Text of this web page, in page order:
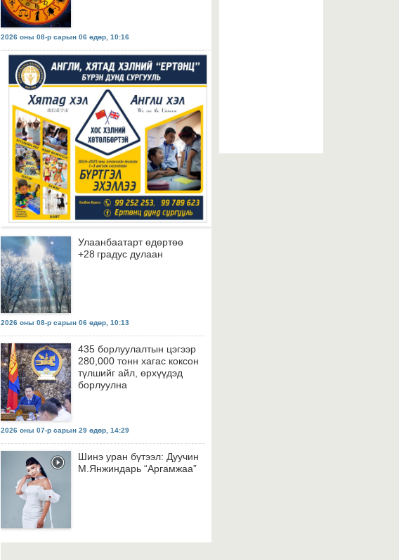
2026 оны 08-р сарын 06 өдөр, 10:16
Улаанбаатарт өдөртөө
+28 градус дулаан
2026 оны 08-р сарын 06 өдөр, 10:13
435 борлуулалтын цэгээр
280,000 тонн хагас коксон
түлшийг айл, өрхүүдэд
борлуулна
2026 оны 07-р сарын 29 өдөр, 14:29
Шинэ уран бүтээл: Дуучин
М.Янжиндарь “Аргамжаа”